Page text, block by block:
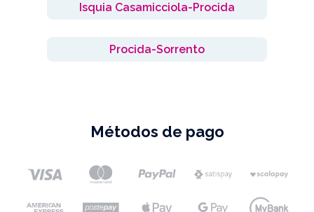
Isquia Casamicciola-Procida
Procida-Sorrento
Métodos de pago